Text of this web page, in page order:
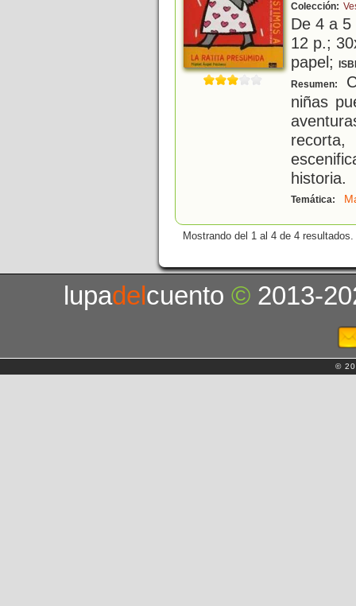
Colección:
De 4 a
12 p.;
papel;
Resumen:
niñas
historia.
Temática:
Mostrando del 1 al 4 de 4 resultados.
lupadelcuento© 2013-
©